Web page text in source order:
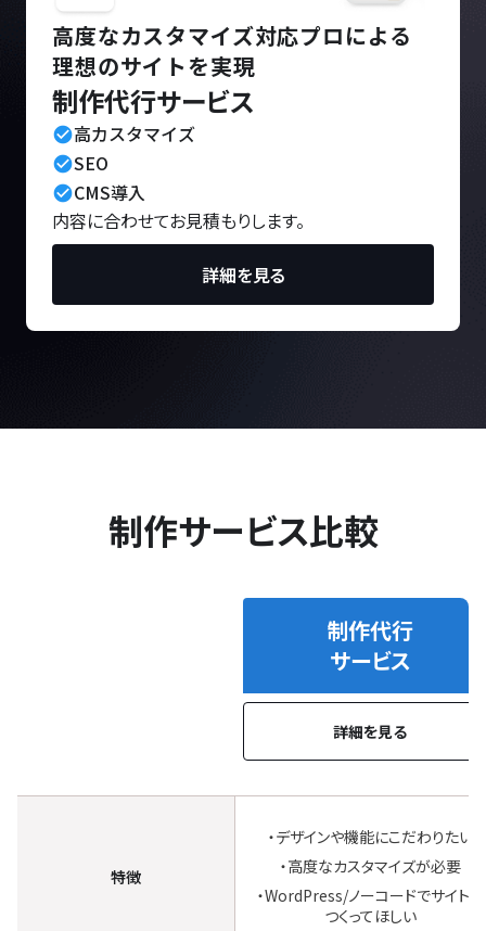
高度なカスタマイズ対応プロによる
理想のサイトを実現
制作代行サービス
check_circle高カスタマイズ
check_circleSEO
check_circleCMS導入
内容に合わせてお見積もりします。
詳細を見る
制作サービス比較
制作代行
サービス
詳細を見る
特徴
デザインや機能にこだわりたい
高度なカスタマイズが必要
WordPress/ノーコードでサイトを
つくってほしい